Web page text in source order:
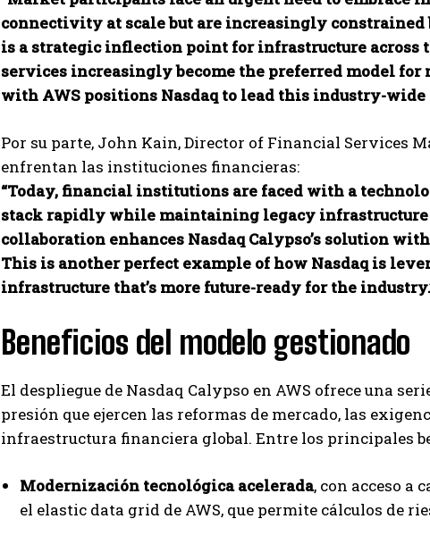
connectivity at scale but are increasingly
is a strategic inflection point for infrastructure across
services increasingly become the preferred model
with AWS positions Nasdaq to lead this industry-wide
Por su parte, John Kain, Director of Financial Services
enfrentan las instituciones financieras:
“Today, financial institutions are faced with a
stack rapidly while maintaining legacy
collaboration enhances Nasdaq Calypso’s solution
This is another perfect example of how Nasdaq is
infrastructure that’s more future-ready for the
Beneficios del modelo gestionado
El despliegue de Nasdaq Calypso en AWS ofrece una
presión que ejercen las reformas de mercado, las
infraestructura financiera global. Entre los principales
Modernización tecnológica acelerada, con acceso a
el elastic data grid de AWS, que permite cálculos de